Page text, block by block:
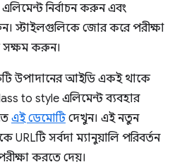
নির্বাচন করুন এবং
স্টাইলগুলিকে জোর করে পরীক্ষা
সক্ষম করুন।
উপাদানের আইডি একই থাকে
to style এলিমেন্ট ব্যবহার
এই ডেমোটিদেখুন। এই নতুন
URLটি সর্বদা ম্যানুয়ালি পরিবর্তন
করতে দেয়।